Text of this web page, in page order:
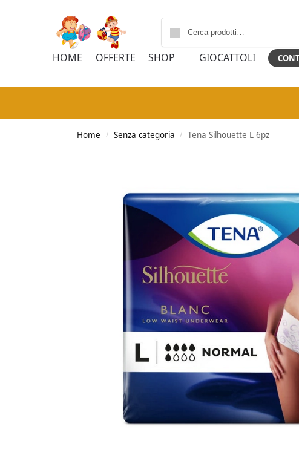
HOME OFFERTE SHOP GIOCATTOLI
Home / Senza categoria / Tena Silhouette L 6pz